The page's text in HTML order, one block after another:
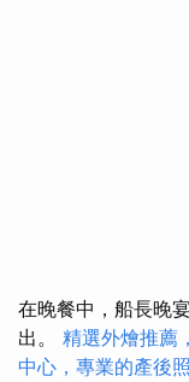
在晚餐中，船長晚
出。 精選外燴推薦
中心，專業的產後